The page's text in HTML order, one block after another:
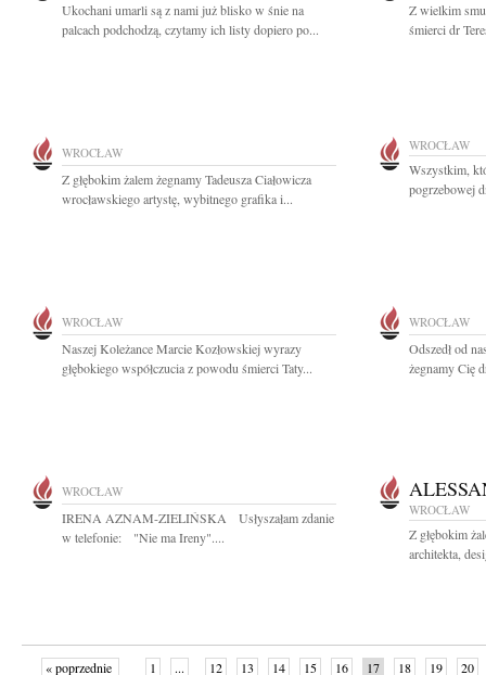
Ukochani umarli są z nami już blisko w śnie na
palcach podchodzą, czytamy ich listy dopiero po...
Z wielkim
śmierci dr
WROCŁAW
Z głębokim żalem żegnamy Tadeusza Ciałowicza
wrocławskiego artystę, wybitnego grafika i...
WROCŁAW
Wszystkim,
pogrzebowej
WROCŁAW
Naszej Koleżance Marcie Kozłowskiej wyrazy
głębokiego współczucia z powodu śmierci Taty...
WROCŁAW
Odszedł od
żegnamy Cię
WROCŁAW
IRENA AZNAM-ZIELIŃSKA Usłyszałam zdanie
w telefonie: "Nie ma Ireny"....
WROCŁAW
Z głębokim
architekta,
« poprzednie 1 ... 12 13 14 15 16 17 18 19 20